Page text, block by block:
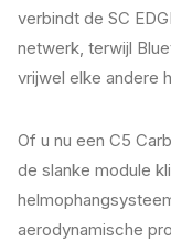
verbindt de SC
netwerk, terwijl
vrijwel elke andere
Of u nu een C5
de slanke module
aerodynamische